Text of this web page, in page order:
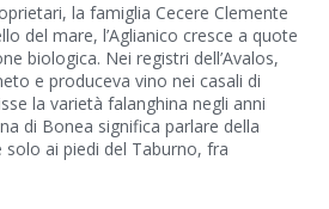
la famiglia Cecere Clemente
del mare, l’Aglianico cresce a quote
biologica. Nei registri dell’Avalos,
e produceva vino nei casali di
la varietà falanghina negli anni
di Bonea significa parlare della
ai piedi del Taburno, fra